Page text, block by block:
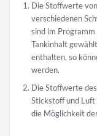
Die Stoffwerte
verschiedenen
sind im
Tankinhalt
enthalten, so
werden.
Die Stoffwerte
Stickstoff und
die Möglichkeit